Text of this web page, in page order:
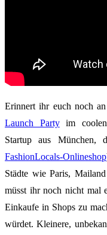
Erinnert ihr euch noch
Launch Partyim coolen
Startup aus München,
FashionLocals-Onlineshop
Städte wie Paris,
müsst ihr noch nicht mal
Einkaufe in Shops zu
würdet. Kleinere,